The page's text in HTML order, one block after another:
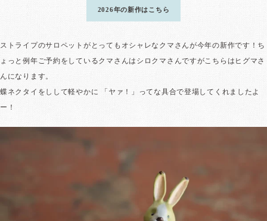
2026年の新作はこちら
ストライプのサロペットがとってもオシャレなクマさんが今年の新作です！ち
ょっと例年ご予約をしているクマさんはシロクマさんですがこちらはヒグマさ
んになります。
蝶ネクタイをしして軽やかに 「ヤァ！」ってな具合で登場してくれましたよ
ー！